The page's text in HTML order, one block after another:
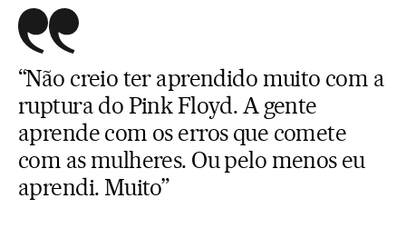
“Não creio ter aprendido muito com a
ruptura do Pink Floyd. A gente
aprende com os erros que comete
com as mulheres. Ou pelo menos eu
aprendi. Muito”